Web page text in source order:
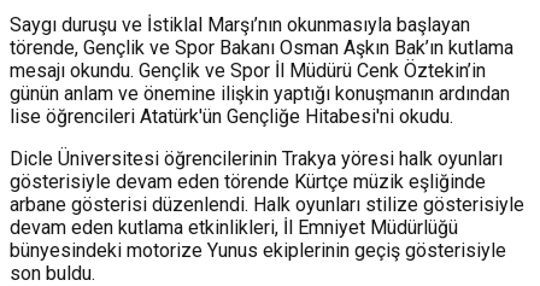
Saygı duruşu ve İstiklal Marşı’nın okunmasıyla başlayan
törende, Gençlik ve Spor Bakanı Osman Aşkın Bak’ın kutlama
mesajı okundu. Gençlik ve Spor İl Müdürü Cenk Öztekin’in
günün anlam ve önemine ilişkin yaptığı konuşmanın ardından
lise öğrencileri Atatürk'ün Gençliğe Hitabesi'ni okudu.
Dicle Üniversitesi öğrencilerinin Trakya yöresi halk oyunları
gösterisiyle devam eden törende Kürtçe müzik eşliğinde
arbane gösterisi düzenlendi. Halk oyunları stilize gösterisiyle
devam eden kutlama etkinlikleri, İl Emniyet Müdürlüğü
bünyesindeki motorize Yunus ekiplerinin geçiş gösterisiyle
son buldu.